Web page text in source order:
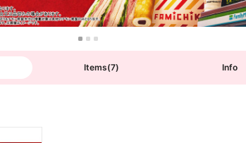
Items(7) Info